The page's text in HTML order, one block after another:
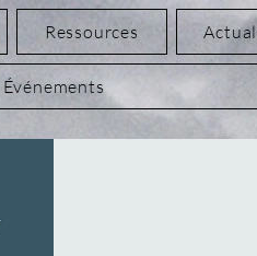
Ressources
Événements